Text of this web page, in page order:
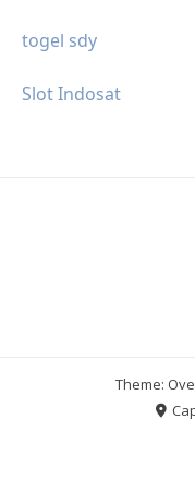
togel sdy
Slot Indosat
Theme: